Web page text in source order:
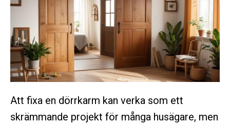
Att fixa en dörrkarm kan verka som ett
skrämmande projekt för många husägare, men